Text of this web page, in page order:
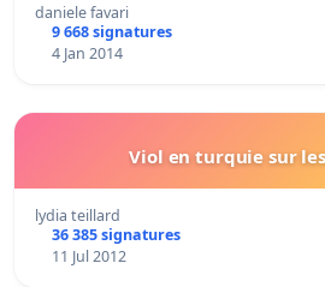
daniele favari
9 668 signatures
4 Jan 2014
Viol en turquie sur
lydia teillard
36 385 signatures
11 Jul 2012